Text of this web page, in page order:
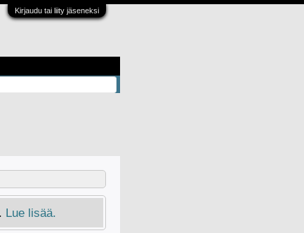
Kirjaudu tai liity jäseneksi
Lue lisää.